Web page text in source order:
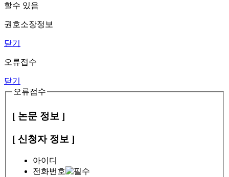
할수 있음
권호소장정보
닫기
오류접수
닫기
오류접수
[ 논문 정보 ]
[ 신청자 정보 ]
아이디
전화번호